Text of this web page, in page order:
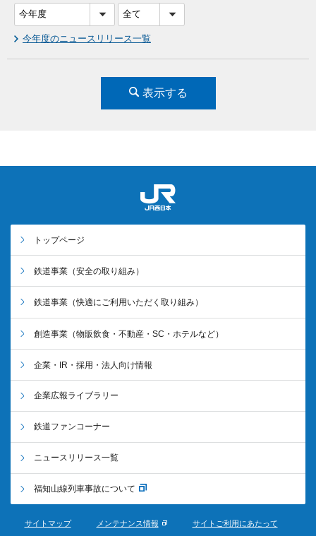
今年度のニュースリリース一覧
表示する
トップページ
鉄道事業 （安全の取り組み）
鉄道事業 （快適にご利用いただく取り組み）
創造事業 （物販飲食・不動産・SC・ホテルなど）
企業・IR・採用・法人向け情報
企業広報ライブラリー
鉄道ファンコーナー
ニュースリリース一覧
福知山線列車事故について
サイトマップ メンテナンス情報 サイトご利用にあたって